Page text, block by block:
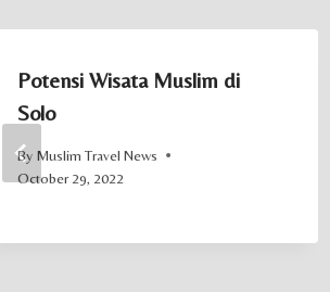
Potensi Wisata Muslim di
Solo
By Muslim Travel News
October 29, 2022